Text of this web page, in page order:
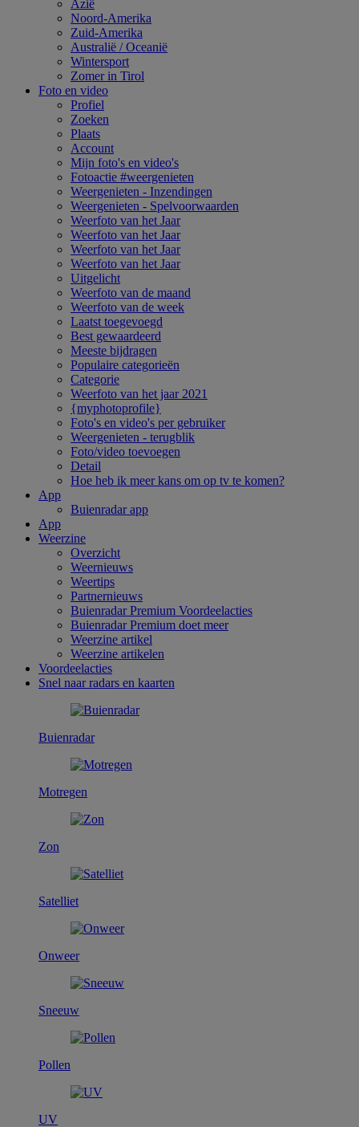
Azië
Noord-Amerika
Zuid-Amerika
Australië / Oceanië
Wintersport
Zomer in Tirol
Foto en video
Profiel
Zoeken
Plaats
Account
Mijn foto's en video's
Fotoactie #weergenieten
Weergenieten - Inzendingen
Weergenieten - Spelvoorwaarden
Weerfoto van het Jaar
Weerfoto van het Jaar
Weerfoto van het Jaar
Weerfoto van het Jaar
Uitgelicht
Weerfoto van de maand
Weerfoto van de week
Laatst toegevoegd
Best gewaardeerd
Meeste bijdragen
Populaire categorieën
Categorie
Weerfoto van het jaar 2021
{myphotoprofile}
Foto's en video's per gebruiker
Weergenieten - terugblik
Foto/video toevoegen
Detail
Hoe heb ik meer kans om op tv te komen?
App
Buienradar app
App
Weerzine
Overzicht
Weernieuws
Weertips
Partnernieuws
Buienradar Premium Voordeelacties
Buienradar Premium doet meer
Weerzine artikel
Weerzine artikelen
Voordeelacties
Snel naar radars en kaarten
Buienradar
Motregen
Zon
Satelliet
Onweer
Sneeuw
Pollen
UV